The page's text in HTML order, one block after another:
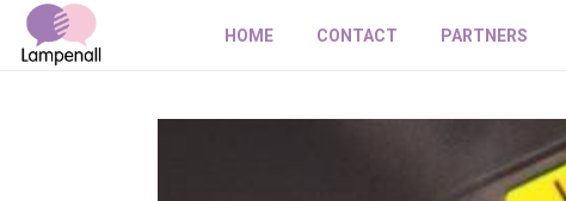
HOME CONTACT PARTNERS